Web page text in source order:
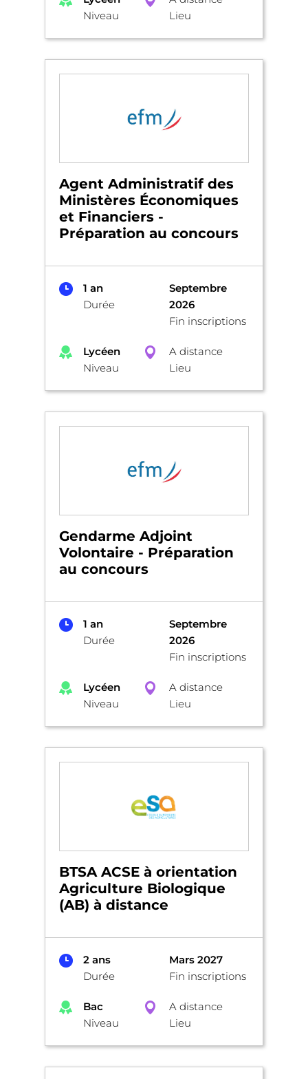
Niveau
Lieu
Agent Administratif des
Ministères Économiques
et Financiers -
Préparation au concours
1 an
Durée
Septembre
2026
Fin inscriptions
Lycéen
Niveau
A distance
Lieu
Gendarme Adjoint
Volontaire - Préparation
au concours
1 an
Durée
Septembre
2026
Fin inscriptions
Lycéen
Niveau
A distance
Lieu
BTSA ACSE à orientation
Agriculture Biologique
(AB) à distance
2 ans
Durée
Mars 2027
Fin inscriptions
Bac
Niveau
A distance
Lieu